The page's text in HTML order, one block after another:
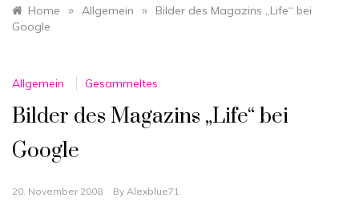
Home » Allgemein »
Bilder des Magazins „Life“ bei
Google
Allgemein Gesammeltes
Bilder des Magazins „Life“ bei
Google
20. November 2008 By Alexblue71